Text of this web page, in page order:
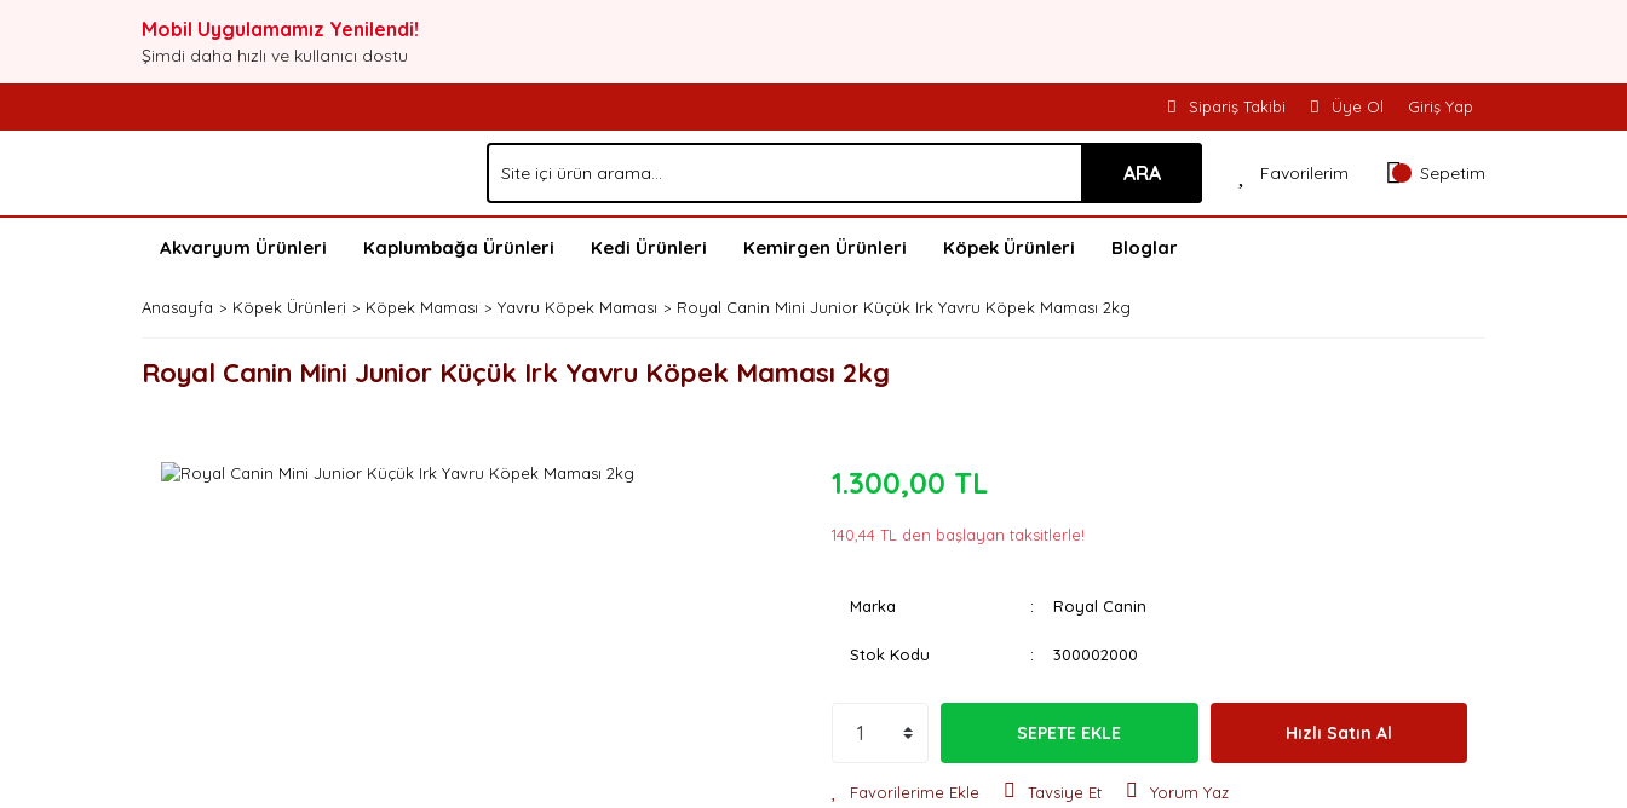
Mobil Uygulamamız Yenilendi!
Şimdi daha hızlı ve kullanıcı dostu
Sipariş Takibi Üye Ol Giriş Yap
ARA Favorilerim Sepetim
Akvaryum Ürünleri Kaplumbağa Ürünleri Kedi Ürünleri Kemirgen Ürünleri Köpek Ürünleri Bloglar
Anasayfa Köpek Ürünleri Köpek Maması Yavru Köpek Maması Royal Canin Mini Junior Küçük Irk Yavru Köpek Maması 2kg
Royal Canin Mini Junior Küçük Irk Yavru Köpek Maması 2kg
1.300,00 TL
140,44 TL den başlayan taksitlerle!
Marka Royal Canin
Stok Kodu 300002000
SEPETE EKLE Hızlı Satın Al
Tavsiye Et Yorum Yaz